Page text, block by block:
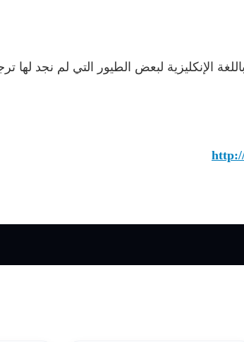
الإنكليزية لبعض الطيور التي لم نجد لها